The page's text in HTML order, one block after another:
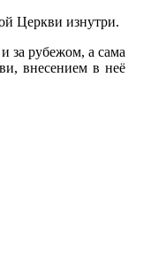
Церкви изнутри.
за рубежом, а сама
внесением в неё